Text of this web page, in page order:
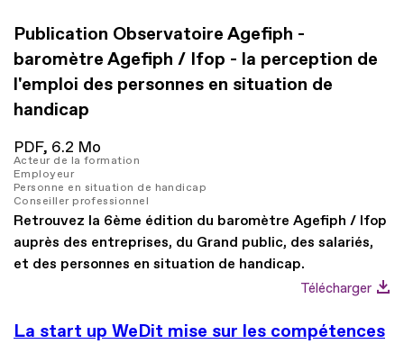
Publication Observatoire Agefiph -
baromètre Agefiph / Ifop - la perception de
l'emploi des personnes en situation de
handicap
PDF, 6.2 Mo
Acteur de la formation
Employeur
Personne en situation de handicap
Conseiller professionnel
Retrouvez la 6ème édition du baromètre Agefiph / Ifop
auprès des entreprises, du Grand public, des salariés,
et des personnes en situation de handicap.
Télécharger
La start up WeDit mise sur les compétences